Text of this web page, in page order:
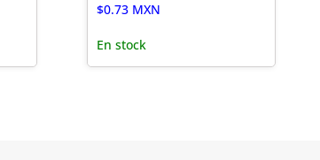
$0.73 MXN
En stock